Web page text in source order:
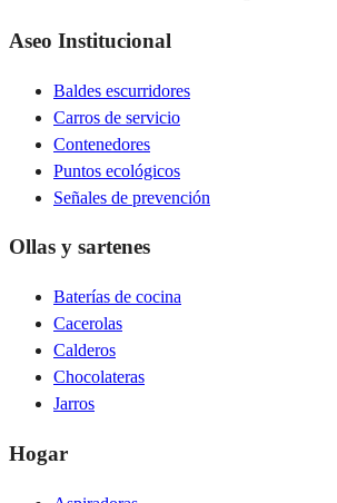
Aseo Institucional
Baldes escurridores
Carros de servicio
Contenedores
Puntos ecológicos
Señales de prevención
Ollas y sartenes
Baterías de cocina
Cacerolas
Calderos
Chocolateras
Jarros
Hogar